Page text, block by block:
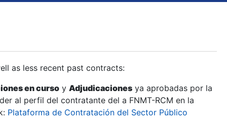
as less recent past contracts:
en curso y Adjudicaciones ya aprobadas por la
al perfil del contratante del a FNMT-RCM en la
Plataforma de Contratación del Sector Público